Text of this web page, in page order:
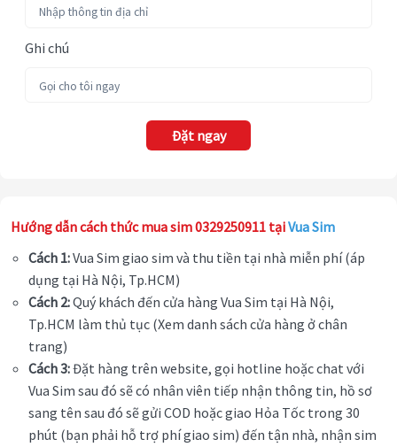
Ghi chú
Đặt ngay
Hướng dẫn cách thức mua sim 0329250911 tạiVua Sim
Cách 1:Vua Sim giao sim và thu tiền tại nhà miễn phí (áp
dụng tại Hà Nội, Tp.HCM)
Cách 2:Quý khách đến cửa hàng Vua Sim tại Hà Nội,
Tp.HCM làm thủ tục (Xem danh sách cửa hàng ở chân
trang)
Cách 3:Đặt hàng trên website, gọi hotline hoặc chat với
Vua Sim sau đó sẽ có nhân viên tiếp nhận thông tin, hồ sơ
sang tên sau đó sẽ gửi COD hoặc giao Hỏa Tốc trong 30
phút (bạn phải hỗ trợ phí giao sim) đến tận nhà, nhận sim